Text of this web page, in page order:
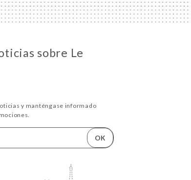
sobre Le
y manténgase informado
OK